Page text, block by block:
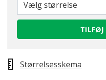
Vælg størrelse
TILFØJ
Størrelsesskema